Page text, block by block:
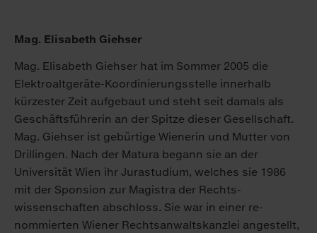
Mag. Elisabeth Giehser
Mag. Elisabeth Giehser hat im Sommer 2005 die
Elektro­alt­geräte-Koordinierungs­stelle innerhalb
kürzester Zeit auf­ge­baut und steht seit damals als
Geschäfts­führerin an der Spitze dieser Ge­sell­schaft.
Mag. Giehser ist gebürtige Wienerin und Mutter von
Drillingen. Nach der Matura begann sie an der
Universität Wien ihr Jurastudium, welches sie 1986
mit der Sponsion zur Magistra der Rechts­
wissenschaften abschloss. Sie war in einer re­
nommierten Wiener Rechts­anwalts­kanzlei angestellt,